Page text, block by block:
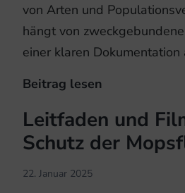
von Arten und
hängt von
einer klaren Dokumentation
Beitrag lesen
Translation:
Transparenz
Leitfaden und
Schutz der
22. Januar 2025